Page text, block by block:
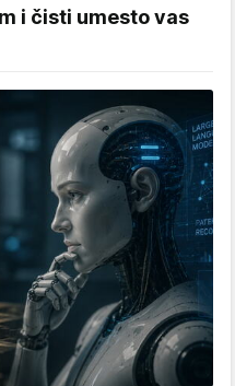
i čisti umesto vas